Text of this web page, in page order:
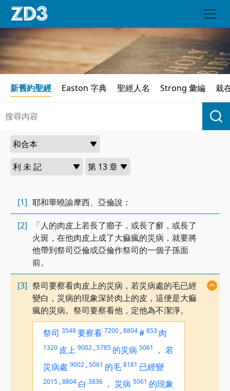
新舊約聖經 Easton 字典 聖經人名 Strong 彙編 栽
[1] 耶和華曉諭摩西、亞倫說：
[2]
「人的肉皮上若長了癤子，或長了癬，或長了
火斑，在他肉皮上成了大痲瘋的災病，就要將
他帶到祭司亞倫或亞倫作祭司的一個子孫面
前。
[3] 祭司要察看肉皮上的災病，若災病處的毛已經
變白，災病的現象深於肉上的皮，這便是大痲
瘋的災病。祭司要察看他，定他為不潔淨。
祭司 3548要察看 7200 ,8804# 853 肉
1320 皮上 9002 ,5785 的災病 5061 ， 若
災病處 9002 ,5061 的毛 8181 已經變
2015 ,8804 白 3836 ， 災病 5061 的現象